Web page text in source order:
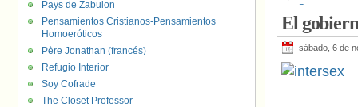
Departamento
Personas
Gives Back
El
sábado, 6 de
Pays de Zabulon
Pensamientos Cristianos-Pensamientos
Homoeróticos
Père Jonathan (francés)
Refugio Interior
Soy Cofrade
The Closet Professor